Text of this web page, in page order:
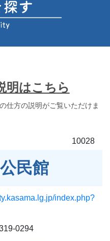
明はこちら
仕方の説明がご覧いただけま
10028
民館
index.php?
0294